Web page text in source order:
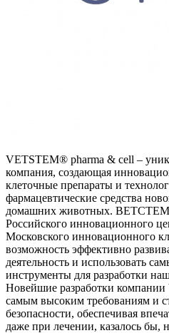
VETSTEM® pharma & cell –
компания, создающая
клеточные препараты и
фармацевтические средства
домашних животных. ВЕТСТЕМ®
Российского инновационного
Московского инновационного
возможность эффективно
деятельность и использовать
инструменты для разработки
Новейшие разработки
самым высоким требованиям и
безопасности, обеспечивая
даже при лечении, казалось бы,